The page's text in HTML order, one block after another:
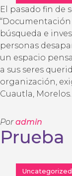
El pasado fin de
búsqueda e
personas
un espacio
a sus seres
organización,
Cuautla, Morelos.
Poradmin
Prueba
Uncategorized